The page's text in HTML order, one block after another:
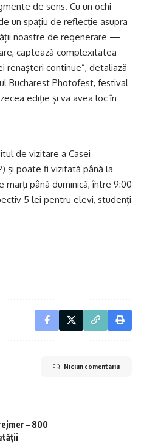
de sens. Cu un ochi
un spațiu de reflecție asupra
noastre de regenerare —
captează complexitatea
renașteri continue”, detaliază
Bucharest Photofest, festival
ediție și va avea loc în
de vizitare a Casei
și poate fi vizitată până la
până duminică, între 9:00
5 lei pentru elevi, studenți
Niciun comentariu
– 800